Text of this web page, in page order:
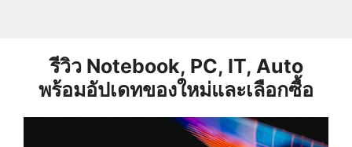
รีวิว Notebook, PC, IT, Auto
พร้อมอัปเดทของใหม่และเลือกซื้อ